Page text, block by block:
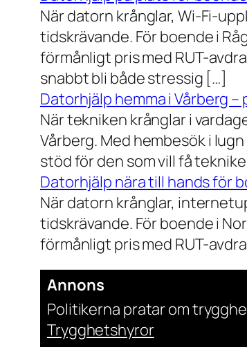
När datorn krånglar, Wi-Fi-
tidskrävande. För boende i
förmånligt pris med RUT-
snabbt bli både stressig […]
Datorhjälp hemma i Vårberg
När tekniken krånglar i
Vårberg. Med hembesök i
stöd för den som vill få
Datorhjälp nära till hands för
När datorn krånglar,
tidskrävande. För boende i
förmånligt pris med RUT-
Annons
Politikerna pratar om
Trygghetshyror